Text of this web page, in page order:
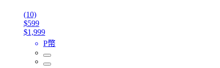
(10)
$599
$1,999
P幣